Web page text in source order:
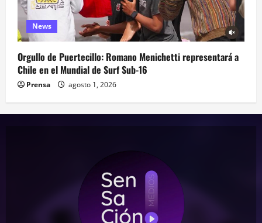
News
Orgullo de Puertecillo: Romano Menichetti representará a
Chile en el Mundial de Surf Sub-16
Prensa agosto 1, 2026